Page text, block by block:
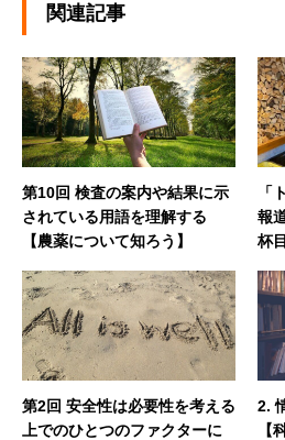
関連記事
第10回 検査の案内や結果に示
されている用語を理解する
【農薬について知ろう】
「
報
杯
第2回 安全性は必要性を考える
上でのひとつのファクターに
2.
【